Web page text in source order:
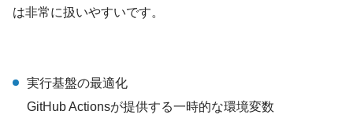
は非常に扱いやすいです。
実行基盤の最適化
GitHub Actionsが提供する一時的な環境変数